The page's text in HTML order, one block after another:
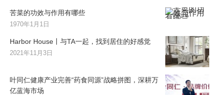
苦菜的功效与作用有哪些
1970年1月1日
Harbor House丨与TA一起，找到居住的好感觉
2021年11月3日
叶同仁健康产业完善“药食同源”战略拼图，深耕万
亿蓝海市场